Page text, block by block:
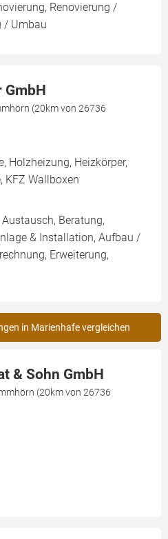
Renovierung /
/ Umbau
(20km von 26736
Holzheizung, Heizkörper,
KFZ Wallboxen
Beratung,
& Installation, Aufbau /
Erweiterung,
in Marienhafe vergleichen
& Sohn GmbH
(20km von 26736